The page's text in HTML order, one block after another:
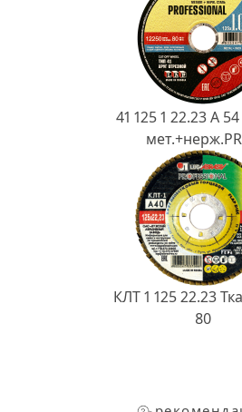
41 125 1 22.23 A
КЛТ 1 125 22.23
80